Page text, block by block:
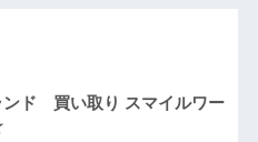
取り スマイルワー